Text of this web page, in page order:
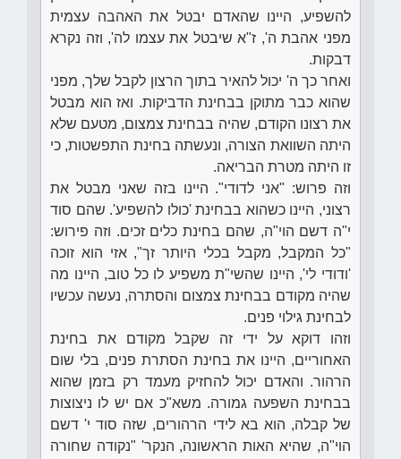
להשפיע, היינו שהאדם יבטל את האהבה עצמית
מפני אהבת ה', ז"א שיבטל את עצמו לה', וזה נקרא
דבקות.
ואחר כך ה' יכול להאיר בתוך הרצון לקבל שלך, מפני
שהוא כבר מתוקן בבחינת הדביקות. ואז הוא מבטל
את רצונו הקודם, שהיה בבחינת צמצום, מטעם שלא
היתה השוואת הצורה, ונעשתה בחינת התפשטות, כי
זו היתה מטרת הבריאה.
וזה פרוש: "אני לדודי". היינו בזה שאני מבטל את
רצוני, היינו כשהוא בבחינת 'כולו להשפיע'. שהם סוד
י"ה דשם הוי"ה, שהם בחינת כלים זכים. וזה פירוש:
"כל המקבל, מקבל בכלי היותר זך", אזי הוא זוכה
'ודודי לי', היינו שהשי"ת משפיע לו כל טוב, היינו מה
שהיה מקודם בבחינת צמצום והסתרה, נעשה עכשיו
לבחינת גילוי פנים.
וזהו דוקא על ידי זה שקבל מקודם את בחינת
האחוריים, היינו את בחינת הסתרת פנים, בלי שום
הרהור. והאדם יכול להחזיק מעמד רק בזמן שהוא
בבחינת השפעה גמורה. משא"כ אם יש לו ניצוצות
של קבלה, הוא בא לידי הרהורים, שזה סוד י' דשם
הוי"ה, שהיא האות הראשונה, הנקר' "נקודה שחורה